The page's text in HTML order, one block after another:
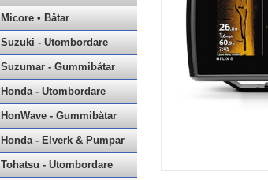
Micore • Båtar
Suzuki - Utombordare
Suzumar - Gummibåtar
Honda - Utombordare
HonWave - Gummibåtar
Honda - Elverk & Pumpar
Tohatsu - Utombordare